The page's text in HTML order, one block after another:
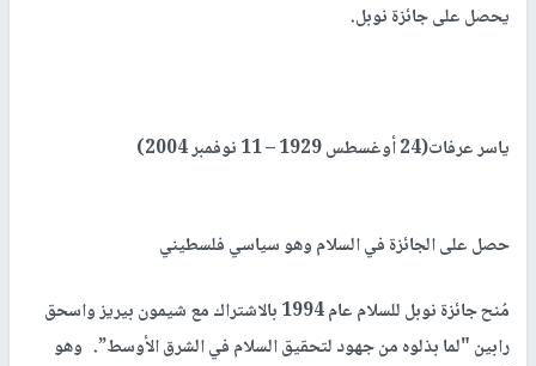
يحصل على جائزة نوبل.
ياسر عرفات(24 أوغسطس 1929 – 11 نوفمبر 2004)
حصل على الجائزة في السلام وهو سياسي فلسطيني
مُنح جائزة نوبل للسلام عام 1994 بالاشتراك مع شيمون بيريز واسحق
رابين "لما بذلوه من جهود لتحقيق السلام في الشرق الأوسط”. وهو